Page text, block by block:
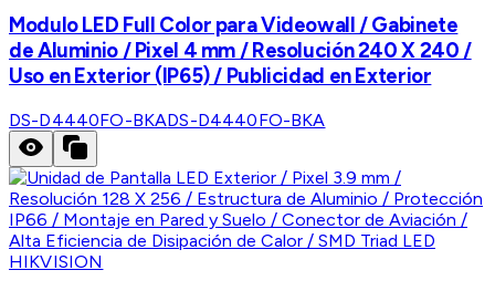
Modulo LED Full Color para Videowall / Gabinete
de Aluminio / Pixel 4 mm / Resolución 240 X 240 /
Uso en Exterior (IP65) / Publicidad en Exterior
DS-D4440FO-BKADS-D4440FO-BKA
HIKVISION